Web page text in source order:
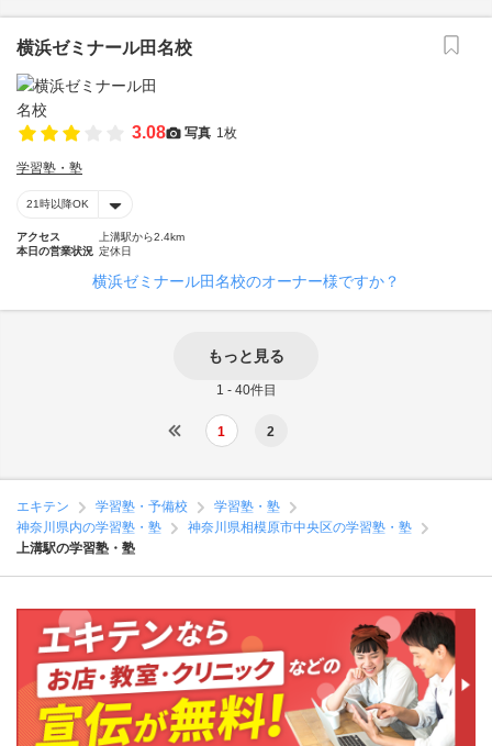
横浜ゼミナール田名校
3.08 写真 1枚
学習塾・塾
21時以降OK
アクセス
上溝駅から2.4km
本日の営業状況 定休日
横浜ゼミナール田名校のオーナー様ですか？
もっと見る
1 - 40件目
1 2
エキテン 学習塾・予備校
学習塾・塾
神奈川県内の学習塾・塾
神奈川県相模原市中央区の学習塾・塾
上溝駅の学習塾・塾